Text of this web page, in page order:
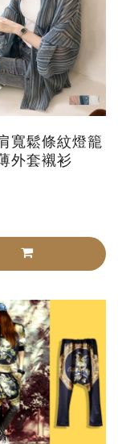
寬鬆條紋燈籠
外套襯衫